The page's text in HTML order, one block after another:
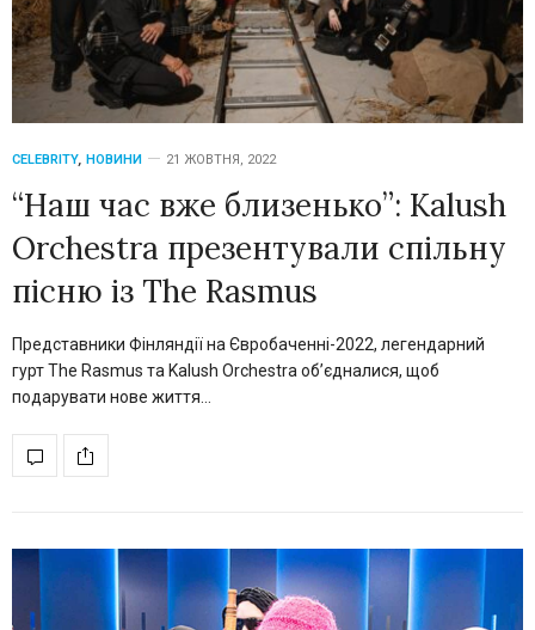
CELEBRITY, НОВИНИ 21 ЖОВТНЯ, 2022
“Наш час вже близенько”: Kalush
Orchestra презентували спільну
пісню із The Rasmus
Представники Фінляндії на Євробаченні-2022, легендарний
гурт The Rasmus та Kalush Orchestra об’єдналися, щоб
подарувати нове життя…